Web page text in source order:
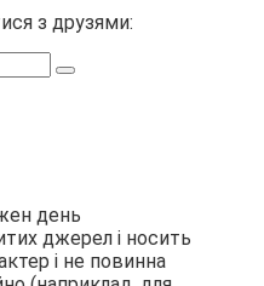
з друзями:
день
джерел і носить
і не повинна